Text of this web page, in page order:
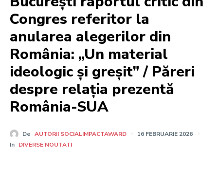
Congres referitor la
anularea alegerilor din
România: „Un material
ideologic și greșit” / Păreri
despre relația prezentă
România-SUA
De AUTORII SOCIALIMPACTAWARD
16 FEBRUARIE 2026
In DIVERSE NOUTATI